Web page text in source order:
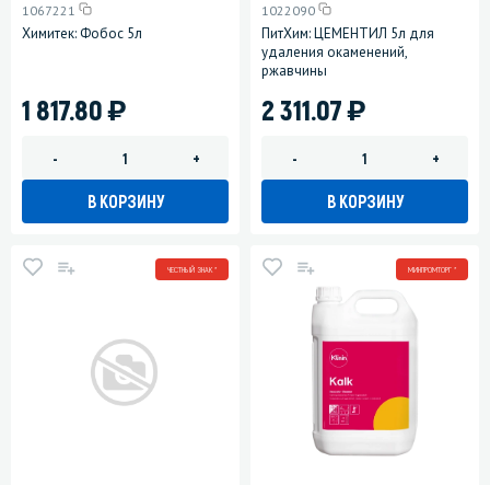
1067221
Химитек: Фобос 5л
1 817.80)
- +
В КОРЗИНУ
1022090
ПитХим: ЦЕМЕНТИЛ 5л для
удаления окаменений,
ржавчины
2 311.07)
- +
В КОРЗИНУ
ЧЕСТНЫЙ ЗНАК * МИНПРОМТОРГ *